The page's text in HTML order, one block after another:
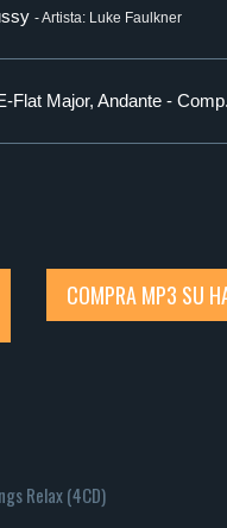
- Artista: Luke Faulkner
Flat Major, Andante -
COMPRA MP3 SU
Relax (4CD)